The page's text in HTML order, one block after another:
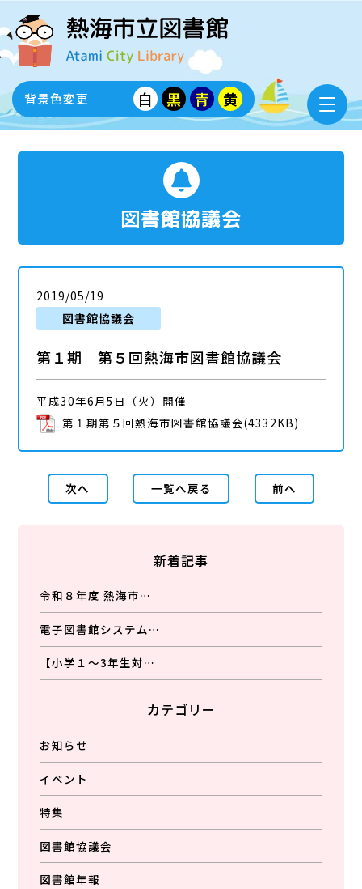
背景色変更 白 黒 青 黄
図書館協議会
2019/05/19
図書館協議会
第１期 第５回熱海市図書館協議会
平成30年6月5日（火）開催
第１期第５回熱海市図書館協議会(4332KB)
次へ 一覧へ戻る 前へ
新着記事
令和８年度 熱海市…
電子図書館システム…
【小学１～3年生対…
カテゴリー
お知らせ
イベント
特集
図書館協議会
図書館年報